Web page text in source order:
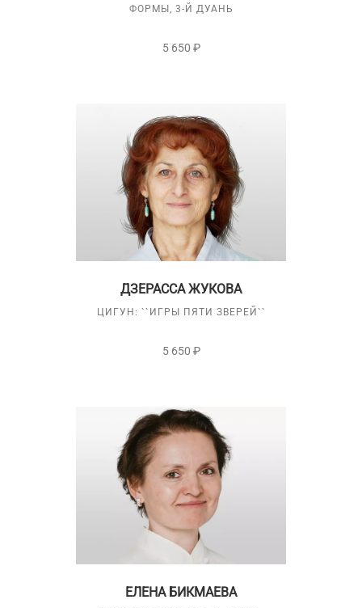
ФОРМЫ, 3-Й ДУАНЬ
5 650 ₽
ДЗЕРАССА ЖУКОВА
ЦИГУН: ``ИГРЫ ПЯТИ ЗВЕРЕЙ``
5 650 ₽
ЕЛЕНА БИКМАЕВА